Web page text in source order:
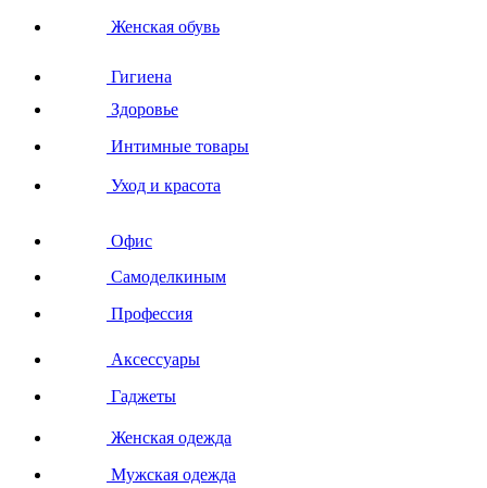
Женская обувь
Гигиена
Здоровье
Интимные товары
Уход и красота
Офис
Самоделкиным
Профессия
Аксессуары
Гаджеты
Женская одежда
Мужская одежда